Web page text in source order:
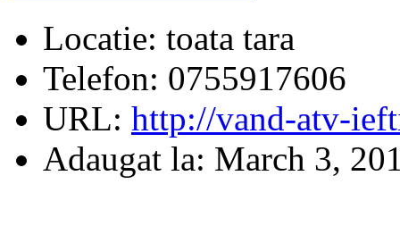
Locatie: toata tara
Telefon: 0755917606
URL: http://vand-atv-
Adaugat la: March 3,